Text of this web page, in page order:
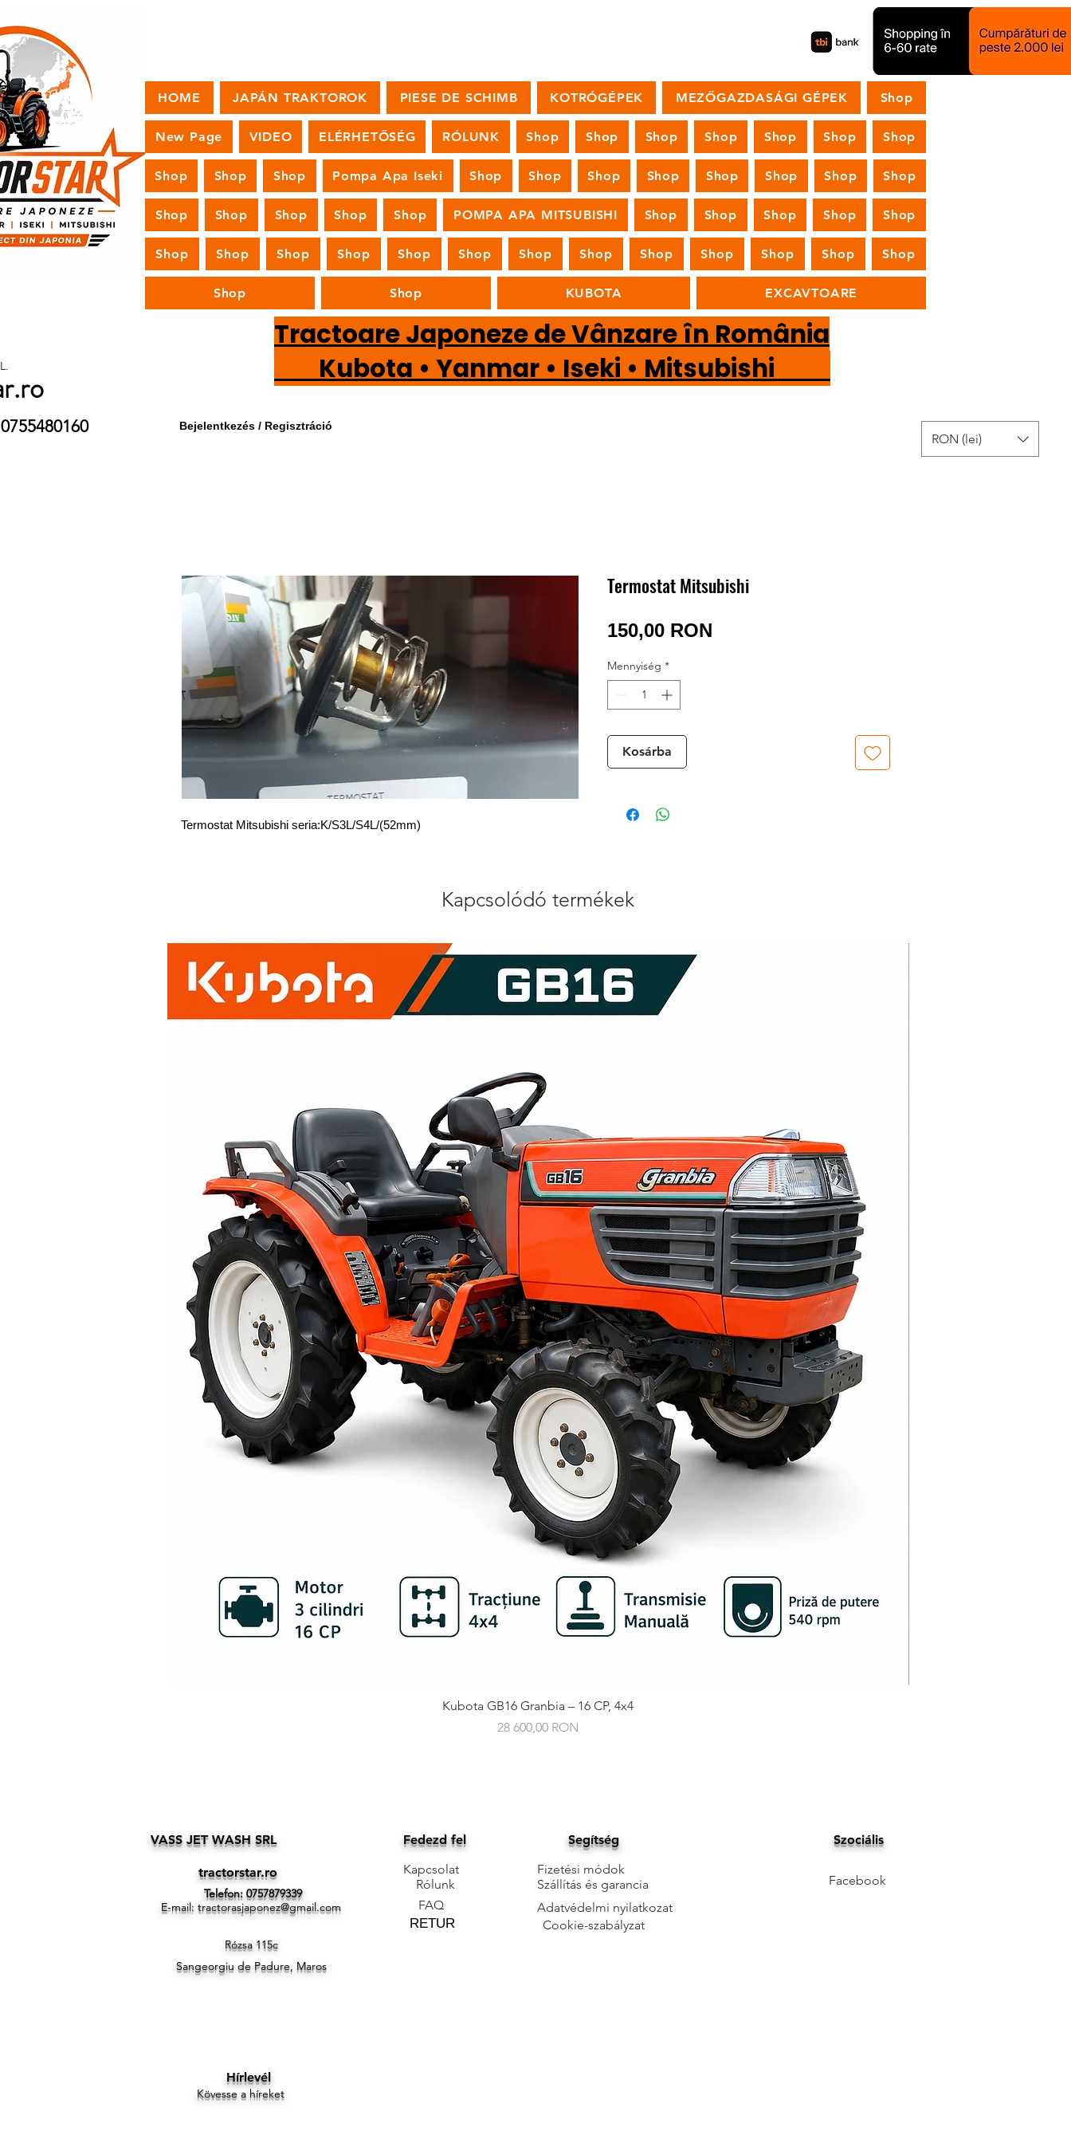
HOME JAPÁN TRAKTOROK PIESE DE SCHIMB KOTRÓGÉPEK MEZŐGAZDASÁGI GÉPEK Shop
New Page VIDEO ELÉRHETŐSÉG RÓLUNK Shop Shop Shop Shop Shop Shop Shop
Shop Shop Shop Pompa Apa Iseki Shop Shop Shop Shop Shop Shop Shop Shop
Shop Shop Shop Shop Shop POMPA APA MITSUBISHI Shop Shop Shop Shop Shop
Shop Shop Shop Shop Shop Shop Shop Shop Shop Shop Shop Shop Shop
Shop Shop KUBOTA EXCAVTOARE
Tractoare Japoneze de Vânzare în România
Kubota • Yanmar • Iseki • Mitsubishi
/ 0755480160 Bejelentkezés / Regisztráció
Termostat Mitsubishi seria:K/S3L/S4L/(52mm)
Termostat Mitsubishi
150,00 RON
Mennyiség *
Kosárba
Kapcsolódó termékek
Gyorsnézet
Kubota GB16 Granbia – 16 CP, 4x4
Ár
28 600,00 RON
RON (lei)
VASS JET WASH SRL
tractorstar.ro
Telefon: 0757879339
E-mail: tractorasjaponez@gmail.com
Fedezd fel
Segítség
Kapcsolat
Rólunk
Fizetési módok
Szállítás és garancia
FAQ
Adatvédelmi nyilatkozat
Cookie-szabályzat
RETUR
Szociális
Facebook
Rózsa 115c
Sangeorgiu de Padure, Maros
Hírlevél
Kövesse a híreket